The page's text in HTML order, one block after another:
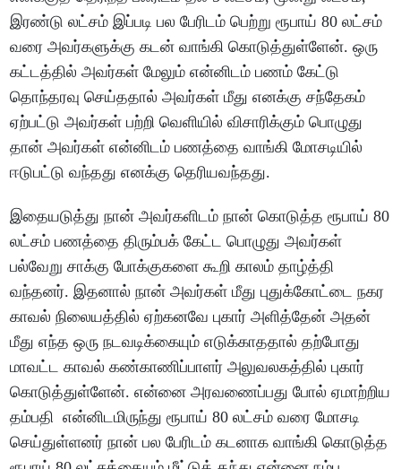
இரண்டு லட்சம் இப்படி பல பேரிடம் பெற்று ரூபாய் 80 லட்சம்
வரை அவர்களுக்கு கடன் வாங்கி கொடுத்துள்ளேன். ஒரு
கட்டத்தில் அவர்கள் மேலும் என்னிடம் பணம் கேட்டு
தொந்தரவு செய்ததால் அவர்கள் மீது எனக்கு சந்தேகம்
ஏற்பட்டு அவர்கள் பற்றி வெளியில் விசாரிக்கும் பொழுது
தான் அவர்கள் என்னிடம் பணத்தை வாங்கி மோசடியில்
ஈடுபட்டு வந்தது எனக்கு தெரியவந்தது.
இதையடுத்து நான் அவர்களிடம் நான் கொடுத்த ரூபாய் 80
லட்சம் பணத்தை திரும்பக் கேட்ட பொழுது அவர்கள்
பல்வேறு சாக்கு போக்குகளை கூறி காலம் தாழ்த்தி
வந்தனர். இதனால் நான் அவர்கள் மீது புதுக்கோட்டை நகர
காவல் நிலையத்தில் ஏற்கனவே புகார் அளித்தேன் அதன்
மீது எந்த ஒரு நடவடிக்கையும் எடுக்காததால் தற்போது
மாவட்ட காவல் கண்காணிப்பாளர் அலுவலகத்தில் புகார்
கொடுத்துள்ளேன். என்னை அரவணைப்பது போல் ஏமாற்றிய
தம்பதி என்னிடமிருந்து ரூபாய் 80 லட்சம் வரை மோசடி
செய்துள்ளனர் நான் பல பேரிடம் கடனாக வாங்கி கொடுத்த